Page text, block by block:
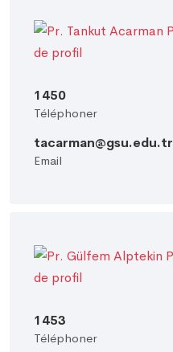
1450
Téléphoner
tacarman@gsu.edu.tr
Email
1453
Téléphoner